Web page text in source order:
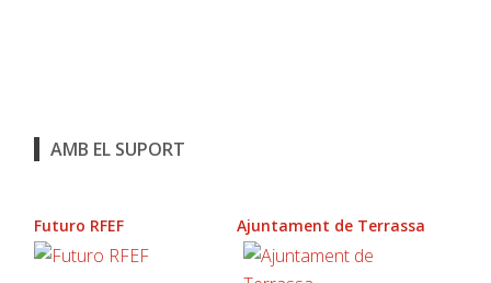
AMB EL SUPORT
Futuro RFEF Ajuntament de Terrassa